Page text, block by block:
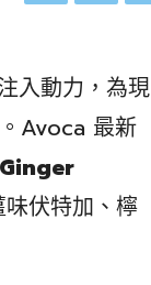
入動力，為現
Avoca 最新
Ginger
伏特加、檸